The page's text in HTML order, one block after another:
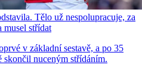
Tělo už nespolupracuje, za
musel střídat
v základní sestavě, a po 35
nuceným střídáním.